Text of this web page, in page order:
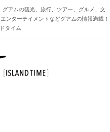
アムの観光、旅行、ツアー、グルメ、文
ンターテイメントなどグアムの情報満載！
タイム